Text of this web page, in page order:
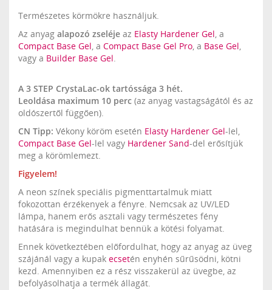
Természetes körmökre használjuk.
Az anyag alapozó zseléje az Elasty Hardener Gel, a
Compact Base Gel, a Compact Base Gel Pro, a Base Gel,
vagy a Builder Base Gel.
A 3 STEP CrystaLac-ok tartóssága 3 hét.
Leoldása maximum 10 perc (az anyag vastagságától és az
oldószertől függően).
CN Tipp: Vékony köröm esetén Elasty Hardener Gel-lel,
Compact Base Gel-lel vagy Hardener Sand-del erősítjük
meg a körömlemezt.
Figyelem!
A neon színek speciális pigmenttartalmuk miatt
fokozottan érzékenyek a fényre. Nemcsak az UV/LED
lámpa, hanem erős asztali vagy természetes fény
hatására is megindulhat bennük a kötési folyamat.
Ennek következtében előfordulhat, hogy az anyag az üveg
szájánál vagy a kupak ecsetén enyhén sűrűsödni, kötni
kezd. Amennyiben ez a rész visszakerül az üvegbe, az
befolyásolhatja a termék állagát.